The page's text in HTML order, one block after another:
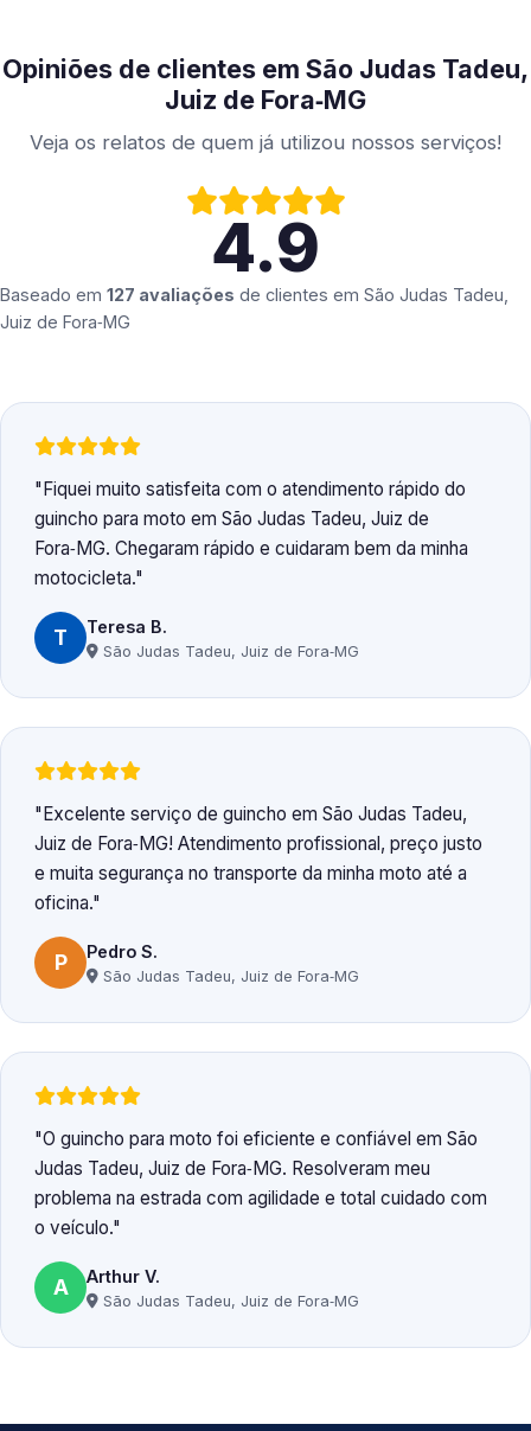
Opiniões de clientes em São Judas Tadeu,
Juiz de Fora‑MG
Veja os relatos de quem já utilizou nossos serviços!
4.9
Baseado em 127 avaliações de clientes em São Judas Tadeu,
Juiz de Fora‑MG
Fiquei muito satisfeita com o atendimento rápido do
guincho para moto em São Judas Tadeu, Juiz de
Fora‑MG. Chegaram rápido e cuidaram bem da minha
motocicleta.
T Teresa B.
São Judas Tadeu, Juiz de Fora‑MG
Excelente serviço de guincho em São Judas Tadeu,
Juiz de Fora‑MG! Atendimento profissional, preço justo
e muita segurança no transporte da minha moto até a
oficina.
P Pedro S.
São Judas Tadeu, Juiz de Fora‑MG
O guincho para moto foi eficiente e confiável em São
Judas Tadeu, Juiz de Fora‑MG. Resolveram meu
problema na estrada com agilidade e total cuidado com
o veículo.
A Arthur V.
São Judas Tadeu, Juiz de Fora‑MG